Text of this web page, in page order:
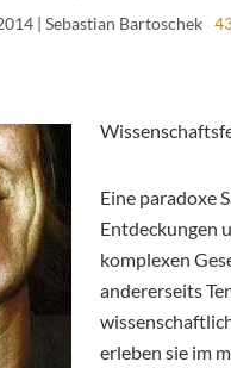
| Sebastian Bartoschek
Eine paradoxe
Entdeckungen
komplexen
andererseits
erleben sie im